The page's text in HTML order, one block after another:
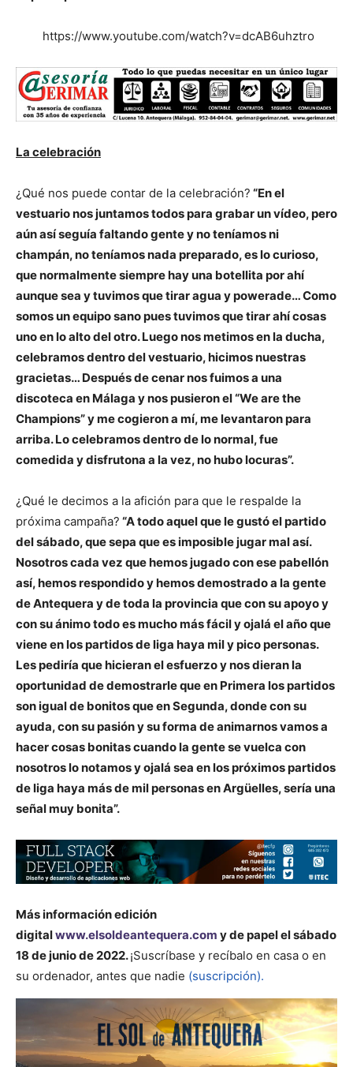
https://www.youtube.com/watch?v=dcAB6uhztro
La celebración
¿Qué nos puede contar de la celebración? “En el
vestuario nos juntamos todos para grabar un vídeo, pero
aún así seguía faltando gente y no teníamos ni
champán, no teníamos nada preparado, es lo curioso,
que normalmente siempre hay una botellita por ahí
aunque sea y tuvimos que tirar agua y powerade… Como
somos un equipo sano pues tuvimos que tirar ahí cosas
uno en lo alto del otro. Luego nos metimos en la ducha,
celebramos dentro del vestuario, hicimos nuestras
gracietas… Después de cenar nos fuimos a una
discoteca en Málaga y nos pusieron el “We are the
Champions” y me cogieron a mí, me levantaron para
arriba. Lo celebramos dentro de lo normal, fue
comedida y disfrutona a la vez, no hubo locuras”.
¿Qué le decimos a la afición para que le respalde la
próxima campaña? “A todo aquel que le gustó el partido
del sábado, que sepa que es imposible jugar mal así.
Nosotros cada vez que hemos jugado con ese pabellón
así, hemos respondido y hemos demostrado a la gente
de Antequera y de toda la provincia que con su apoyo y
con su ánimo todo es mucho más fácil y ojalá el año que
viene en los partidos de liga haya mil y pico personas.
Les pediría que hicieran el esfuerzo y nos dieran la
oportunidad de demostrarle que en Primera los partidos
son igual de bonitos que en Segunda, donde con su
ayuda, con su pasión y su forma de animarnos vamos a
hacer cosas bonitas cuando la gente se vuelca con
nosotros lo notamos y ojalá sea en los próximos partidos
de liga haya más de mil personas en Argüelles, sería una
señal muy bonita”.
Más informaciónedición
digitalwww.elsoldeantequera.com y de papel el sábado
18 de junio de 2022.¡Suscríbase y recíbalo en casa o en
su ordenador, antes que nadie (suscripción).